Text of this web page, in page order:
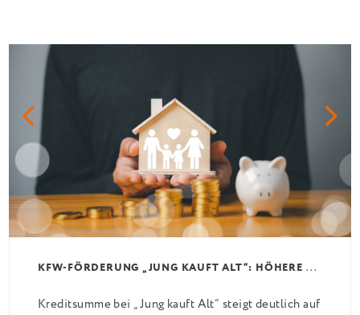
K
FW-FÖRDERUNG „JUNG KAUFT ALT“: HÖHERE KREDITE AB AUGUST 2026
Kreditsumme bei „Jung kauft Alt“ steigt deutlich auf